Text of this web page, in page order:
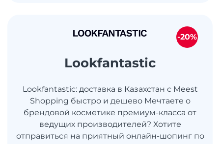
Lookfantastic
Lookfantastic: доставка в Казахстан с Meest
Shopping быстро и дешево Мечтаете о
брендовой косметике премиум-класса от
ведущих производителей? Хотите
отправиться на приятный онлайн-шопинг по
-20%